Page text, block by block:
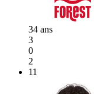
34 ans
3
0
2
11